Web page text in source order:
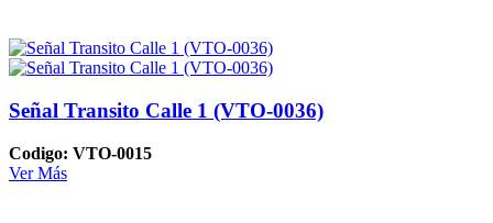
Señal Transito Calle 1 (VTO-0036)
Codigo: VTO-0015
Ver Más